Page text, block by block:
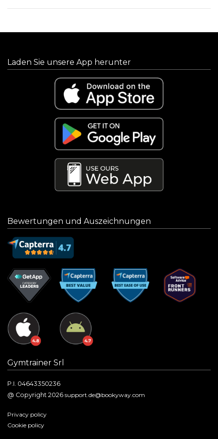
Laden Sie unsere App herunter
Bewertungen und Auszeichnungen
Gymtrainer Srl
P.I. 04643350236
@ Copyright 2026 support.de@bookyway.com
Privacy policy
Cookie policy